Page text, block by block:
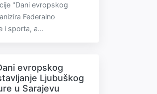
"Dani evropskog
Federalno
i sporta, a...
evropskog
Ljubuškog
u Sarajevu